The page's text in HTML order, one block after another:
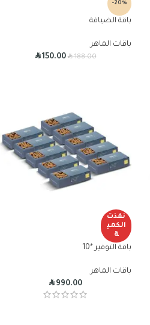
-20%
باقة الضيافة
باقات الماهر
R188.00
R150.00
نفذت
الكمي
ة
باقة التوفير *10
باقات الماهر
R990.00